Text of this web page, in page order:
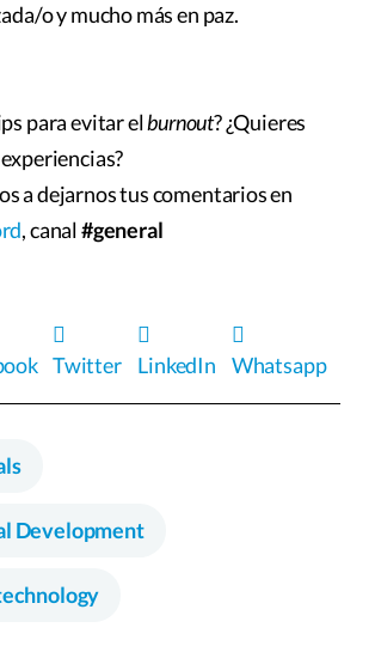
o y mucho más en paz.
para evitar elburnout? ¿Quieres
a dejarnos tus comentarios en
, canal#general
Twitter LinkedIn Whatsapp
Development